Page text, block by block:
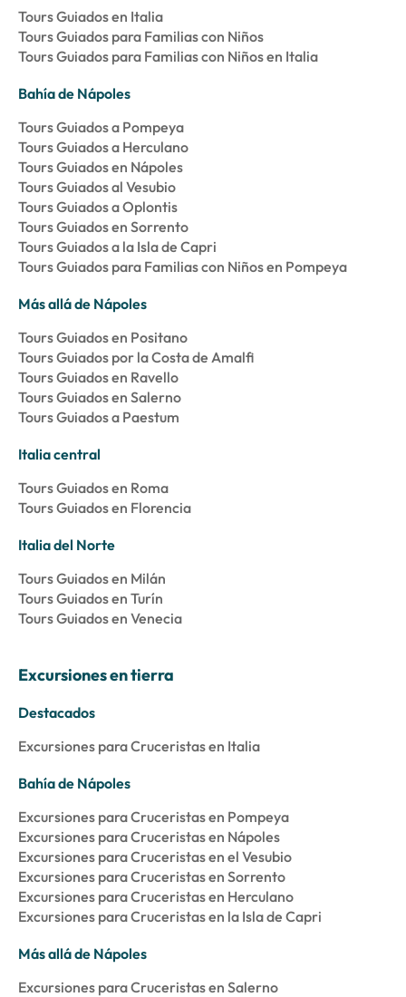
Tours Guiados en Italia
Tours Guiados para Familias con Niños
Tours Guiados para Familias con Niños en Italia
Bahía de Nápoles
Tours Guiados a Pompeya
Tours Guiados a Herculano
Tours Guiados en Nápoles
Tours Guiados al Vesubio
Tours Guiados a Oplontis
Tours Guiados en Sorrento
Tours Guiados a la Isla de Capri
Tours Guiados para Familias con Niños en Pompeya
Más allá de Nápoles
Tours Guiados en Positano
Tours Guiados por la Costa de Amalfi
Tours Guiados en Ravello
Tours Guiados en Salerno
Tours Guiados a Paestum
Italia central
Tours Guiados en Roma
Tours Guiados en Florencia
Italia del Norte
Tours Guiados en Milán
Tours Guiados en Turín
Tours Guiados en Venecia
Excursiones en tierra
Destacados
Excursiones para Cruceristas en Italia
Bahía de Nápoles
Excursiones para Cruceristas en Pompeya
Excursiones para Cruceristas en Nápoles
Excursiones para Cruceristas en el Vesubio
Excursiones para Cruceristas en Sorrento
Excursiones para Cruceristas en Herculano
Excursiones para Cruceristas en la Isla de Capri
Más allá de Nápoles
Excursiones para Cruceristas en Salerno